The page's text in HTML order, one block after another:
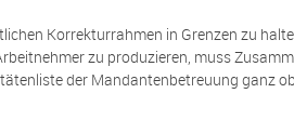
Korrekturrahmen in Grenzen zu
zu produzieren, muss
der Mandantenbetreuung ganz